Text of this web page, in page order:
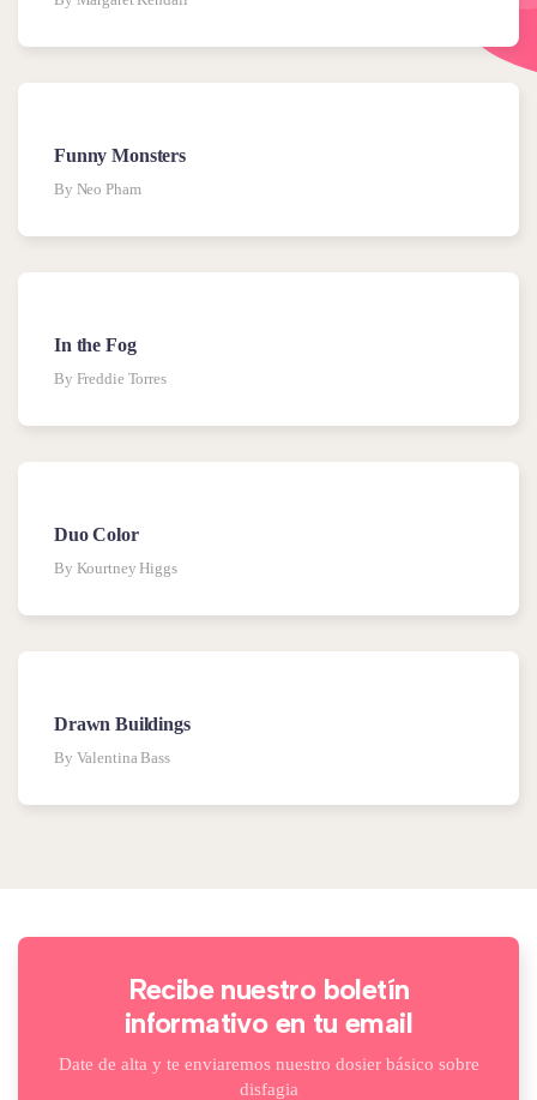
Funny Monsters
By Neo Pham
In the Fog
By Freddie Torres
Duo Color
By Kourtney Higgs
Drawn Buildings
By Valentina Bass
Recibe nuestro boletín
informativo en tu email
Date de alta y te enviaremos nuestro dosier básico sobre
disfagia